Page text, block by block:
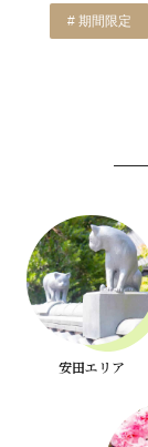
# 期間限定
安田エリア